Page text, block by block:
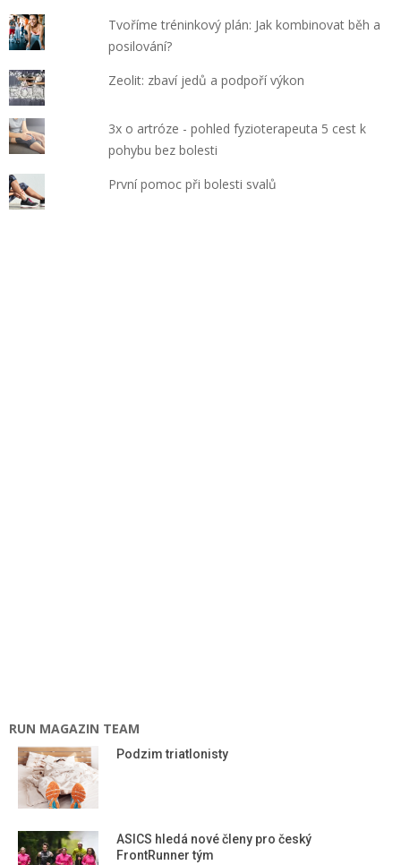
Tvoříme tréninkový plán: Jak kombinovat běh a
posilování?
Zeolit: zbaví jedů a podpoří výkon
3x o artróze - pohled fyzioterapeuta 5 cest k
pohybu bez bolesti
První pomoc při bolesti svalů
RUN MAGAZIN TEAM
Podzim triatlonisty
ASICS hledá nové členy pro český
FrontRunner tým